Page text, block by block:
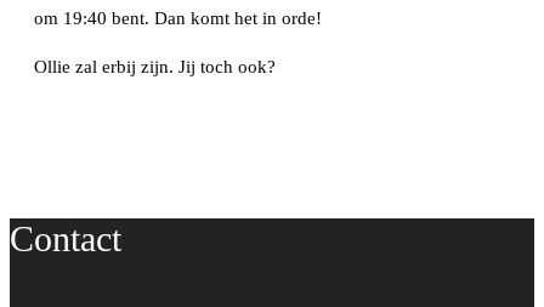
om 19:40 bent. Dan komt het in orde!
Ollie zal erbij zijn. Jij toch ook?
Contact